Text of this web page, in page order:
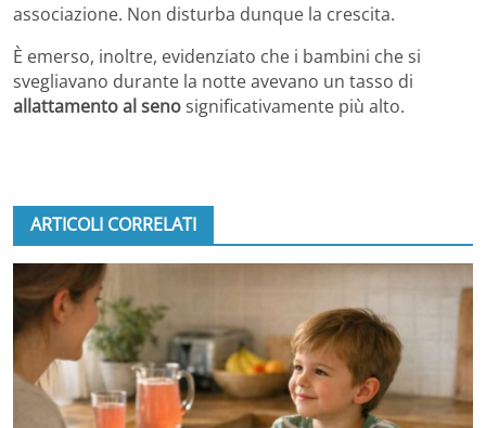
associazione. Non disturba dunque la crescita.
È emerso, inoltre, evidenziato che i bambini che si
svegliavano durante la notte avevano un tasso di
allattamento al senosignificativamente più alto.
ARTICOLI CORRELATI